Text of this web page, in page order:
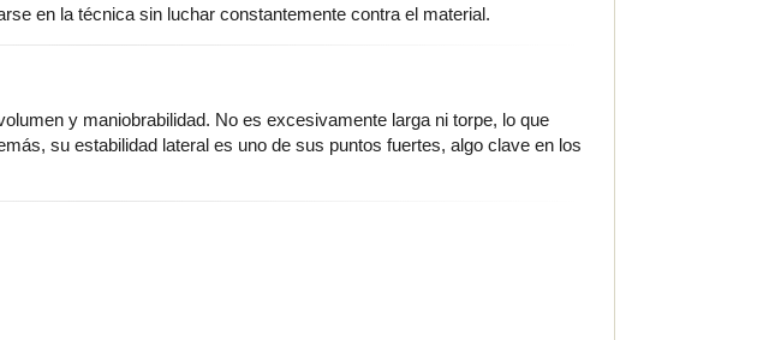
en la técnica sin luchar constantemente contra el material.
y maniobrabilidad. No es excesivamente larga ni torpe, lo que
su estabilidad lateral es uno de sus puntos fuertes, algo clave en los